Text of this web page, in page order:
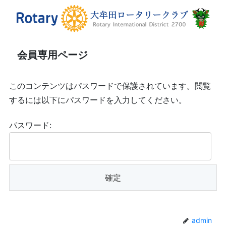
会員専用ページ
このコンテンツはパスワードで保護されています。閲覧
するには以下にパスワードを入力してください。
パスワード:
admin